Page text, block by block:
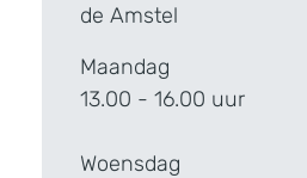
de Amstel
Maandag
13.00 - 16.00 uur
Woensdag